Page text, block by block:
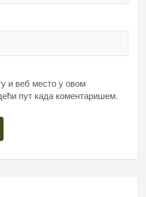
и веб место у овом
пут када коментаришем.